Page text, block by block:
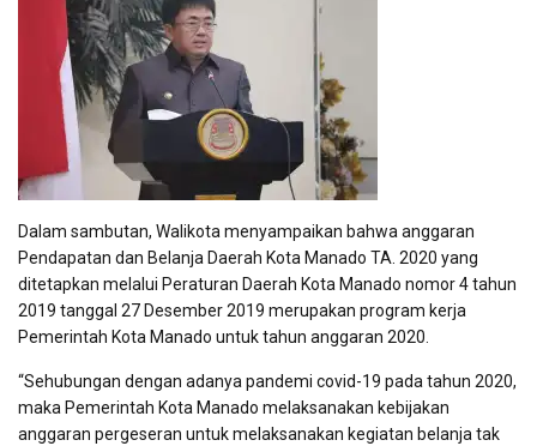
Dalam sambutan, Walikota menyampaikan bahwa anggaran
Pendapatan dan Belanja Daerah Kota Manado TA. 2020 yang
ditetapkan melalui Peraturan Daerah Kota Manado nomor 4 tahun
2019 tanggal 27 Desember 2019 merupakan program kerja
Pemerintah Kota Manado untuk tahun anggaran 2020.
“Sehubungan dengan adanya pandemi covid-19 pada tahun 2020,
maka Pemerintah Kota Manado melaksanakan kebijakan
anggaran pergeseran untuk melaksanakan kegiatan belanja tak